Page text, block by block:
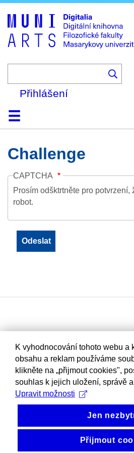
to
main
Přihlášení
DomůKolekce
Prohlížení
Vyhledávání
O platformě
Nápověda
Kontakt
Challenge
CAPTCHA
Prosím odšktrtněte pro potvrzení,
robot.
K vyhodnocování tohoto webu a
obsahu a reklam používáme
klikněte na „přijmout cookies",
souhlas k jejich uložení, správě
Upravit možnosti
Jen
Přijmout